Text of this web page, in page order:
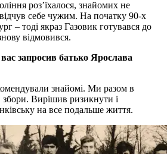
роз’їхалося, знайомих не
себе чужим. На початку 90-х
– тоді якраз Газовик готувався до
відмовився.
запросив батько Ярослава
знайомі. Ми разом в
збори. Вирішив ризикнути і
на все подальше життя.